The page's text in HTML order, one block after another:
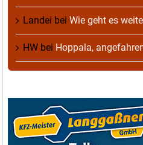
Landei bei Wie geht es
HW bei Hoppala,